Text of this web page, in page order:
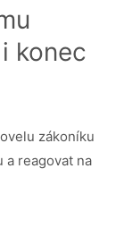
konec
zákoníku
a reagovat na